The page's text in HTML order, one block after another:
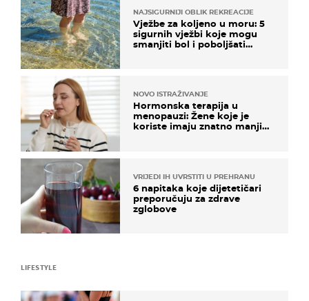
NAJSIGURNIJI OBLIK REKREACIJE
Vježbe za koljeno u moru: 5
sigurnih vježbi koje mogu
smanjiti bol i poboljšati
NOVO ISTRAŽIVANJE
Hormonska terapija u
menopauzi: Žene koje je
koriste imaju znatno manji
VRIJEDI IH UVRSTITI U PREHRANU
6 napitaka koje dijetetičari
preporučuju za zdrave
zglobove
LIFESTYLE